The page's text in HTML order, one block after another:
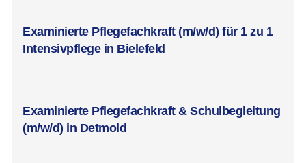
Examinierte Pflegefachkraft (m/w/d) für 1 zu 1
Intensivpflege in Bielefeld
Examinierte Pflegefachkraft & Schulbegleitung
(m/w/d) in Detmold